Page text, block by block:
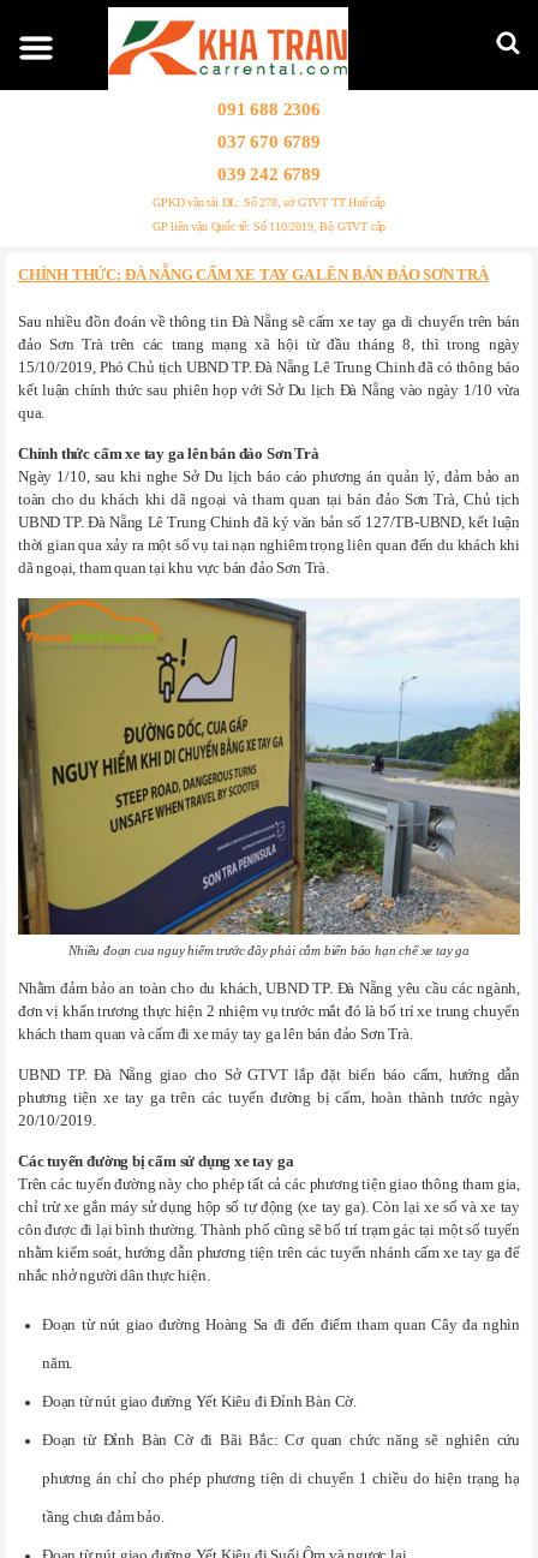
091 688 2306
037 670 6789
039 242 6789
GPKD vận tải DL: Số 278, sở GTVT TT Huế cấp
GP liên vận Quốc tế: Số 110/2019, Bộ GTVT cấp
CHÍNH THỨC: ĐÀ NẴNG CẤM XE TAY GA LÊN BÁN ĐẢO SƠN TRÀ
Sau nhiều đồn đoán về thông tin Đà Nẵng sẽ cấm xe tay ga di chuyển trên bán
đảo Sơn Trà trên các trang mạng xã hội từ đầu tháng 8, thì trong ngày
15/10/2019, Phó Chủ tịch UBND TP. Đà Nẵng Lê Trung Chinh đã có thông báo
kết luận chính thức sau phiên họp với Sở Du lịch Đà Nẵng vào ngày 1/10 vừa
qua.
Chính thức cấm xe tay ga lên bán đảo Sơn Trà
Ngày 1/10, sau khi nghe Sở Du lịch báo cáo phương án quản lý, đảm bảo an
toàn cho du khách khi dã ngoại và tham quan tại bán đảo Sơn Trà, Chủ tịch
UBND TP. Đà Nẵng Lê Trung Chinh đã ký văn bản số 127/TB-UBND, kết luận
thời gian qua xảy ra một số vụ tai nạn nghiêm trọng liên quan đến du khách khi
dã ngoại, tham quan tại khu vực bán đảo Sơn Trà.
Nhiều đoạn cua nguy hiểm trước đây phải cắm biển báo hạn chế xe tay ga
Nhằm đảm bảo an toàn cho du khách, UBND TP. Đà Nẵng yêu cầu các ngành,
đơn vị khẩn trương thực hiện 2 nhiệm vụ trước mắt đó là bố trí xe trung chuyển
khách tham quan và cấm đi xe máy tay ga lên bán đảo Sơn Trà.
UBND TP. Đà Nẵng giao cho Sở GTVT lắp đặt biển báo cấm, hướng dẫn
phương tiện xe tay ga trên các tuyến đường bị cấm, hoàn thành trước ngày
20/10/2019.
Các tuyến đường bị cấm sử dụng xe tay ga
Trên các tuyến đường này cho phép tất cả các phương tiện giao thông tham gia,
chỉ trừ xe gắn máy sử dụng hộp số tự động (xe tay ga). Còn lại xe số và xe tay
côn được đi lại bình thường. Thành phố cũng sẽ bố trí trạm gác tại một số tuyến
nhằm kiểm soát, hướng dẫn phương tiện trên các tuyến nhánh cấm xe tay ga để
nhắc nhở người dân thực hiện.
Đoạn từ nút giao đường Hoàng Sa đi đến điểm tham quan Cây đa nghìn
năm.
Đoạn từ nút giao đường Yết Kiêu đi Đỉnh Bàn Cờ.
Đoạn từ Đỉnh Bàn Cờ đi Bãi Bắc: Cơ quan chức năng sẽ nghiên cứu
phương án chỉ cho phép phương tiện di chuyển 1 chiều do hiện trạng hạ
tầng chưa đảm bảo.